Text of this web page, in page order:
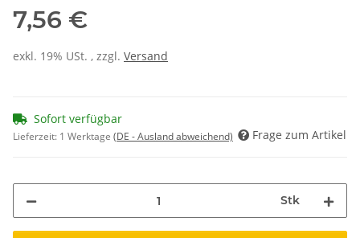
7,56 €
exkl. 19% USt. , zzgl. Versand
Sofort verfügbar
Lieferzeit: 1 Werktage (DE - Ausland abweichend) Frage zum Artikel
Stk